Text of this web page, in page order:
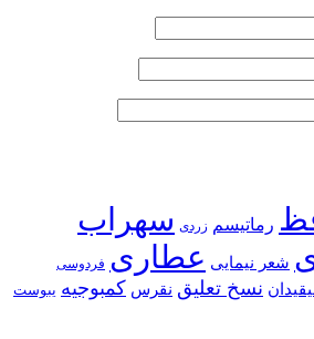
رماتیسم زردی سهراب
شعر نیمایی عطاری فردوسی
نسخ تعلیق نقرس کمبوجیه یبوست